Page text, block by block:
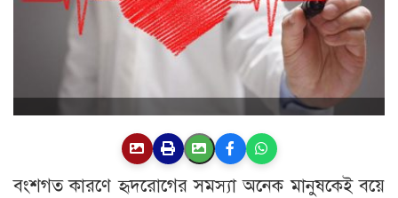
বংশগত কারণে হৃদরোগের সমস্যা অনেক মানুষকেই বয়ে